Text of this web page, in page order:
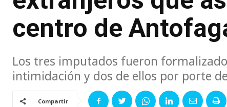
centro de
Los tres imputados fueron
intimidación y dos de ellos por porte
Compartir